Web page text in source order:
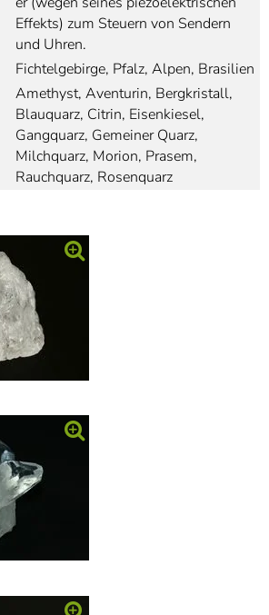
Effekts) zum Steuern von Sendern
und Uhren.
Fichtelgebirge, Pfalz, Alpen, Brasilien
Amethyst, Aventurin, Bergkristall,
Blauquarz, Citrin, Eisenkiesel,
Gangquarz, Gemeiner Quarz,
Milchquarz, Morion, Prasem,
Rauchquarz, Rosenquarz